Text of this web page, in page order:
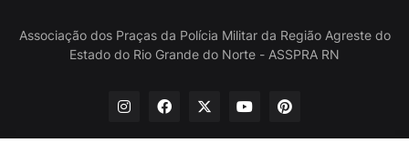
Associação dos Praças da Polícia Militar da Região Agreste do
Estado do Rio Grande do Norte - ASSPRA RN